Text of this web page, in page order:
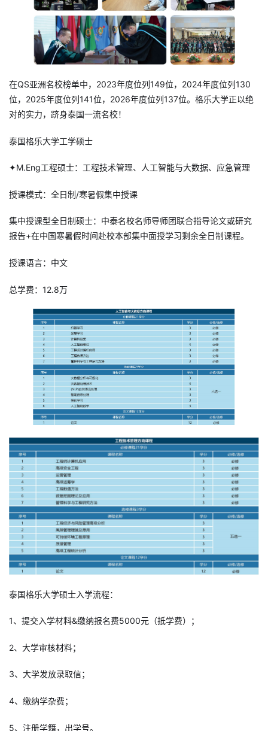
在QS亚洲名校榜单中，2023年度位列149位，2024年度位列130
位，2025年度位列141位，2026年度位列137位。格乐大学正以绝
对的实力，跻身泰国一流名校！
泰国格乐大学工学硕士
✦M.Eng工程硕士：工程技术管理、人工智能与大数据、应急管理
授课模式：全日制/寒暑假集中授课
集中授课型全日制硕士：中泰名校名师导师团联合指导论文或研究
报告+在中国寒暑假时间赴校本部集中面授学习剩余全日制课程。
授课语言：中文
总学费：12.8万
泰国格乐大学硕士入学流程：
1、提交入学材料&缴纳报名费5000元（抵学费）；
2、大学审核材料；
3、大学发放录取信；
4、缴纳学杂费；
5、注册学籍，出学号。